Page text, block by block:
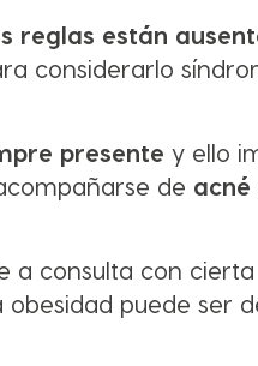
reglas están
considerarlo
presente y ello
de acné
a consulta con
puede ser